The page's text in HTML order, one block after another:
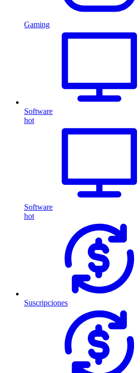
Gaming
Software
hot
Software
hot
Suscripciones